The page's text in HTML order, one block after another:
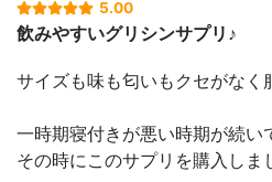
5.00
飲みやすいグリシンサプリ♪
サイズも味も匂いもクセがな
一時期寝付きが悪い時期が続い
その時にこのサプリを購入しま